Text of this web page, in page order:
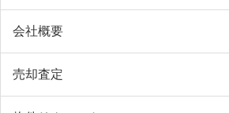
会社概要
売却査定